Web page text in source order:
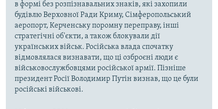
в формі без розпізнавальних знаків, які захопили
будівлю Верховної Ради Криму, Сімферопольський
аеропорт, Керченську поромну переправу, інші
стратегічні об'єкти, а також блокували дії
українських військ. Російська влада спочатку
відмовлялася визнавати, що ці озброєні люди є
військовослужбовцями російської армії. Пізніше
президент Росії Володимир Путін визнав, що це були
російські військові.